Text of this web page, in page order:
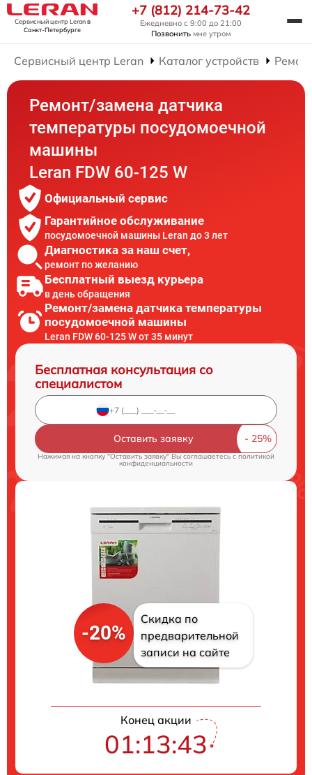
Сервисный центр Leranв
Санкт-Петербурге
+7 (812) 214-73-42
Ежедневно с 9:00 до 21:00
Позвонить мне утром
Сервисный центр Leran Каталог устройств
Ремонт/замена датчика
температуры посудомоечной
машины
Leran FDW 60-125 W
Официальный сервис
Гарантийное обслуживание
посудомоечной машины Leran до 3 лет
Диагностика за наш счет,
ремонт по желанию
Бесплатный выезд курьера
в день обращения
Ремонт/замена датчика температуры
посудомоечной машины
Leran FDW 60-125 W от 35 минут
Бесплатная консультация со
специалистом
Оставить заявку
Нажимая на кнопку "Оставить заявку" Вы соглашаетесь cполитикой
конфиденциальности
-20%
Скидка по
предварительной
записи на сайте
Конец акции
01:13:42